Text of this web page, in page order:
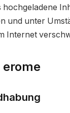
hochgeladene
und unter
Internet